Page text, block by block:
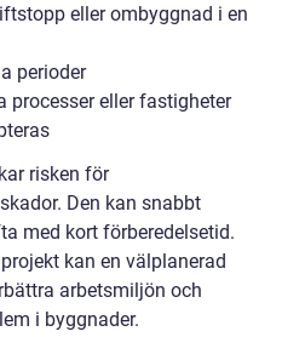
eller ombyggnad i en
perioder
processer eller fastigheter
risken för
Den kan snabbt
med kort förberedelsetid.
kan en välplanerad
arbetsmiljön och
i byggnader.